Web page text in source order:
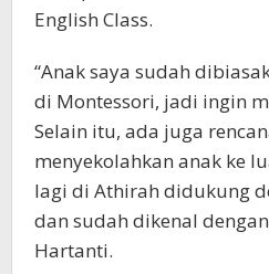
English Class.
“Anak saya sudah
di Montessori, jadi ingin
Selain itu, ada juga
menyekolahkan anak ke
lagi di Athirah didukung
dan sudah dikenal
Hartanti.